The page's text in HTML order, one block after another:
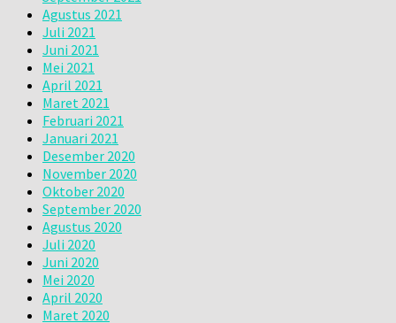
Agustus 2021
Juli 2021
Juni 2021
Mei 2021
April 2021
Maret 2021
Februari 2021
Januari 2021
Desember 2020
November 2020
Oktober 2020
September 2020
Agustus 2020
Juli 2020
Juni 2020
Mei 2020
April 2020
Maret 2020